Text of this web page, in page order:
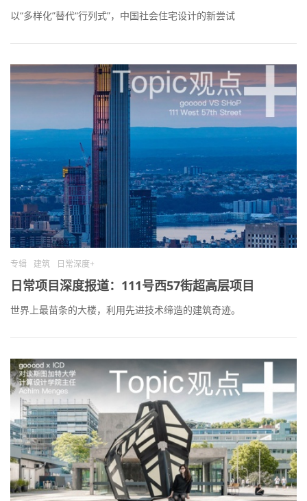
以“多样化”替代“行列式”，中国社会住宅设计的新尝试
专辑 建筑 日常深度+
日常项目深度报道：111号西57街超高层项目
世界上最苗条的大楼，利用先进技术缔造的建筑奇迹。